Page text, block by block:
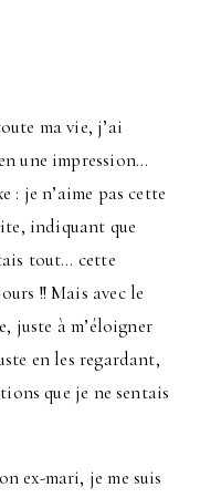
ma vie, j’ai
une impression…
: je n’aime pas cette
indiquant que
tout… cette
!! Mais avec le
juste à m’éloigner
en les regardant,
que je ne sentais
ex-mari, je me suis